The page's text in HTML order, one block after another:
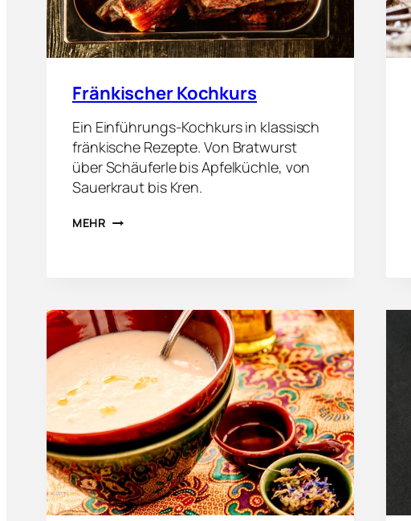
Fränkischer Kochkurs
Ein Einführungs-Kochkurs in klassisch
fränkische Rezepte. Von Bratwurst
über Schäuferle bis Apfelküchle, von
Sauerkraut bis Kren.
MEHR F
S
C
E
R
O
C
H
K
U
R
S